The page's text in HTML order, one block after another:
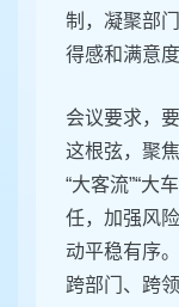
制，凝聚部
得感和满意度
会议要求，
这根弦，聚
“大客流”“大
任，加强风
动平稳有序
跨部门、跨